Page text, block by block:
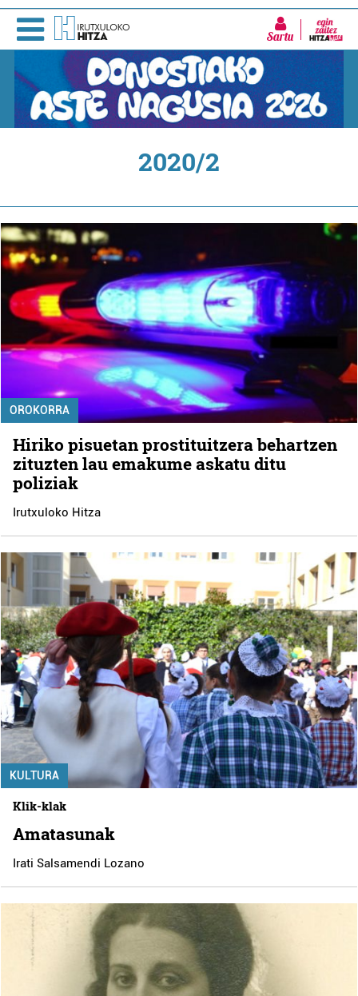
Sartu
2020/2
OROKORRA
Hiriko pisuetan prostituitzera behartzen
zituzten lau emakume askatu ditu
poliziak
Irutxuloko Hitza
KULTURA
Klik-klak
Amatasunak
Irati Salsamendi Lozano